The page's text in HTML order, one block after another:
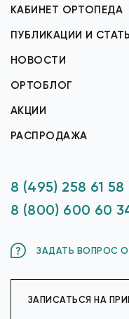
КАБИНЕТ ОРТОПЕДА
ПУБЛИКАЦИИ И
НОВОСТИ
ОРТОБЛОГ
АКЦИИ
РАСПРОДАЖА
8 (495) 258 61 58
8 (800) 600 60
ЗАДАТЬ ВОПРОС
ЗАПИСАТЬСЯ НА